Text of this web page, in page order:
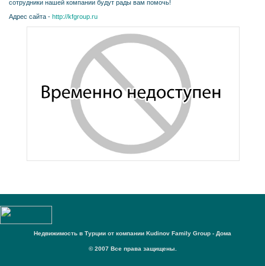
сотрудники нашей компании будут рады вам помочь!
Адрес сайта - http://kfgroup.ru
Недвижимость в Турции от компании Kudinov Family Group - Дома
© 2007 Все права защищены.